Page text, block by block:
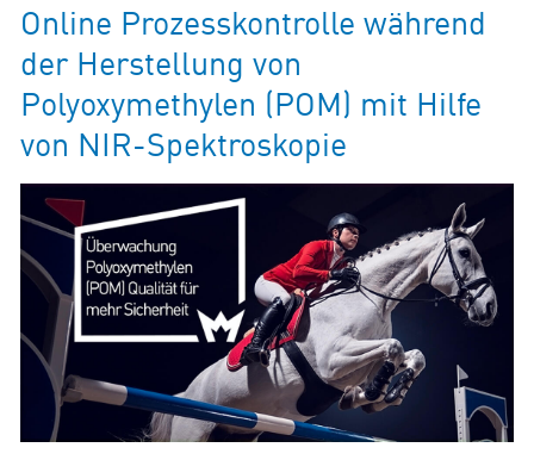
Online Prozesskontrolle während
der Herstellung von
Polyoxymethylen (POM) mit Hilfe
von NIR-Spektroskopie